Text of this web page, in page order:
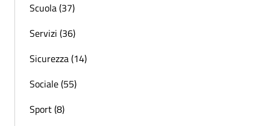
Scuola (37)
Servizi (36)
Sicurezza (14)
Sociale (55)
Sport (8)